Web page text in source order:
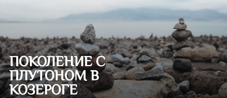
ПОКОЛЕНИЕ С
ПЛУТОНОМ В
КОЗЕРОГЕ